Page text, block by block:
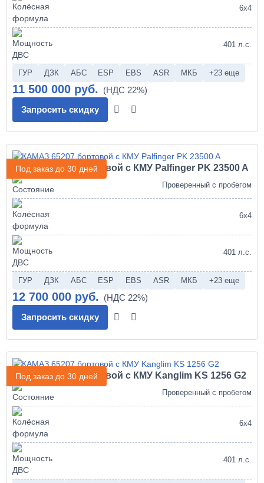
6х4
401 л.с.
ГУР ДЗК АБС ESP EBS ASR МКБ +23 еще
11 500 000 руб.
Запросить скидку
Под заказ до 30 дней
КАМАЗ 65207 бортовой с КМУ Palfinger PK 23500 A
Проверенный с пробегом
6х4
401 л.с.
ГУР ДЗК АБС ESP EBS ASR МКБ +23 еще
12 700 000 руб.
Запросить скидку
Под заказ до 30 дней
КАМАЗ 65207 бортовой с КМУ Kanglim KS 1256 G2
Проверенный с пробегом
6х4
401 л.с.